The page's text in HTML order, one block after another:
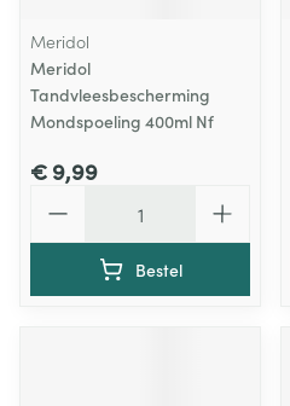
Meridol
Meridol
Tandvleesbescherming
Mondspoeling 400ml Nf
€ 9,99
Bestel